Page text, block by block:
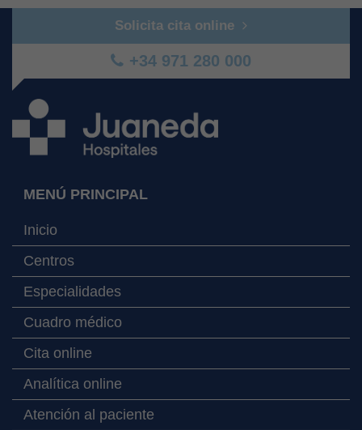
Solicita cita online
+34 971 280 000
MENÚ PRINCIPAL
Inicio
Centros
Especialidades
Cuadro médico
Cita online
Analítica online
Atención al paciente